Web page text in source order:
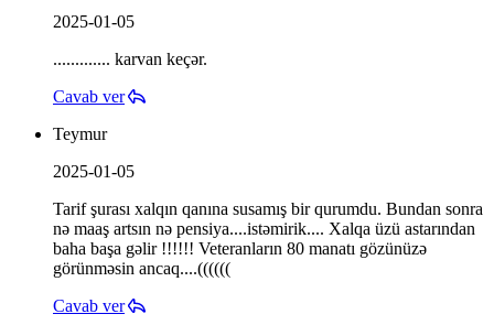
2025-01-05
............. karvan keçər.
Cavab ver
Teymur
2025-01-05
Tarif şurası xalqın qanına susamış bir qurumdu. Bundan sonra
nə maaş artsın nə pensiya....istəmirik.... Xalqa üzü astarından
baha başa gəlir !!!!!! Veteranların 80 manatı gözünüzə
görünməsin ancaq....((((((
Cavab ver